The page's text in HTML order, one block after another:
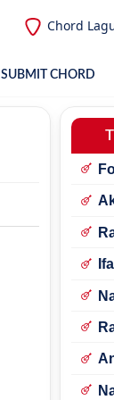
Chord
SUBMIT CHORD